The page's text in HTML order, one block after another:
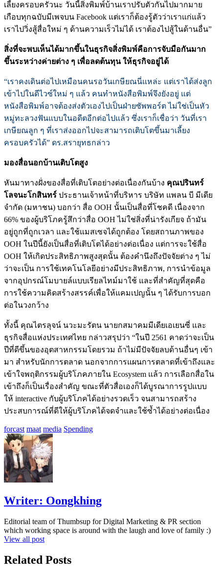
เลี้ยงครอบครัวนะ วันนี้สิ่งพิมพ์บ้านเราปรับตัวกันไปมากมาย
เกือบทุกฉบับมีเพจบน Facebook แต่เราก็ต้องรู้ตัวว่าเราแก่แล้ว
เราไปวิ่งสู้สื่อใหม่ ๆ ด้านความเร็วไม่ได้ เราต้องไปสู้ในด้านอื่น”
สิ่งที่จะพบเห็นได้มากขึ้นในธุรกิจสิ่งพิมพ์คือการจับมือกันมาก
ขึ้นระหว่างค่ายต่าง ๆ เพื่อลดต้นทุน ให้ธุรกิจอยู่ได้
“เราคงเดินต่อไปเหมือนคนรอวันเกษียณนี่แหล่ะ แต่เราได้ส่งลูก
เข้าไปในดีไวซ์ใหม่ ๆ แล้ว คนทำหนังสือพิมพ์จึงยังอยู่ แต่
หนังสือพิมพ์อาจต้องส่งตัวเองไปเป็นฝ่ายซัพพอร์ต ไม่ใช่เป็นหัว
หมู่ทะลวงฟันแบบในอดีตอีกต่อไปแล้ว ซึ่งเราก็เชื่อว่า วันที่เรา
เกษียณลูก ๆ ที่เราส่งออกไปจะสามารถเติบโตขึ้นมาเลี้ยง
ครอบครัวได้” ดร.สรายุทธกล่าว
มองสื่อนอกบ้านเติบโตสูง
หันมาทางฝั่งของสื่อที่เติบโตอย่างต่อเนื่องกันบ้าง คุณปรินทร์
โลจนะโกสินทร์ ประธานเจ้าหน้าที่บริหาร บริษัท แพลน บี มีเดีย
จำกัด (มหาชน) บอกว่า สื่อ OOH นั้นเป็นสื่อที่โชคดี เนื่องจาก
66% ของผู้บริโภครู้สึกว่าสื่อ OOH ไม่ใช่สิ่งที่น่ารังเกียจ ถ้ามัน
อยู่ถูกที่ถูกเวลา และใช้แมสเซจได้ถูกต้อง โดยสถานภาพของ
OOH ในปีนี้ยังเป็นสื่อที่เติบโตได้อย่างต่อเนื่อง แต่การจะใช้สื่อ
OOH ให้เกิดประสิทธิภาพสูงสุดนั้น ต้องคำนึงถึงปัจจัยต่าง ๆ ไม่
ว่าจะเป็น การใช้เทคโนโลยีอย่างมีประสิทธิภาพ, การนำข้อมูล
จากอุปกรณ์โมบายล์แบบเรียลไทม์มาใช้ และที่สำคัญที่สุดคือ
การใช้ความคิดสร้างสรรค์เพื่อให้แคมเปญนั้น ๆ ได้รับการบอก
ต่อในวงกว้าง
ทั้งนี้ คุณไตรลุจน์ นวะมะรัตน นายกสมาคมมีเดียเอเยนซี่ และ
ธุรกิจสื่อแห่งประเทศไทย กล่าวสรุปว่า “ในปี 2561 คาดว่าจะเป็น
ปีที่ดีขึ้นของอุตสาหกรรมโดยรวม ถ้าไม่มีปัจจัยลบด้านอื่นๆ เข้า
มา สำหรับนักการตลาด นอกจากการแผนการตลาดที่เข้าถึงและ
เข้าใจพฤติกรรมผู้บริโภคภายใน Ecosystem แล้ว การเลือกสื่อใน
เข้าถึงก็เป็นเรื่องสำคัญ ขณะที่ตัวสื่อเองก็ได้บูรณาการรูปแบบ
ให้ interactive กับผู้บริโภคได้อย่างรวดเร็ว จนสามารถสร้าง
ประสบการณ์ที่ดีให้ผู้บริโภคได้จดจำและใช้ซ้ำได้อย่างต่อเนื่อง
forcast maat media Spending
Writer: Oongkhing
Editorial team of Thumbsup for Digital Marketing & PR section
which working space is around with the laugh and love of family :)
View all post
Related Posts